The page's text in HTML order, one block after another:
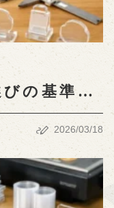
の基準と
イド
2026/03/18